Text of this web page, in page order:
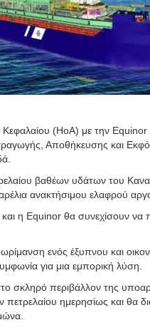
(HoA) με την Equinor
Αποθήκευσης και
βαθέων υδάτων του
ανακτήσιμου ελαφρού
η Equinor θα συνεχίσουν να
ενός έξυπνου και
για μια εμπορική λύση.
σκληρό περιβάλλον της
ημερησίως και θα